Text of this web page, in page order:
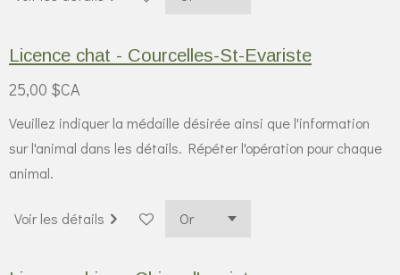
Licence chat - Courcelles-St-Evariste
25,00 $CA
Veuillez indiquer la médaille désirée ainsi que l'information
sur l'animal dans les détails. Répéter l'opération pour chaque
animal.
Voir les détails